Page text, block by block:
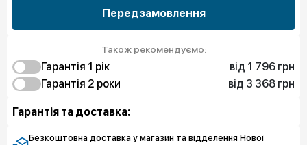
Передзамовлення
Також рекомендуємо:
Гарантія 1 рiк
від 1 796 грн
Захист від браку
1 796 грн
Гарантія 2 роки
від 3 368 грн
Захист екрану
Гарантія та доставка:
Безкоштовна доставка у магазин та відделення Нової